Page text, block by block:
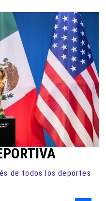
de todos los deportes